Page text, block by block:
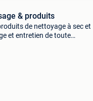
& produits
de nettoyage à sec et
et entretien de toute